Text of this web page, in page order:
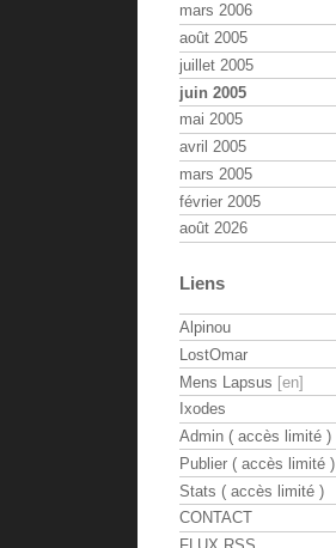
mars 2006
août 2005
juillet 2005
juin 2005
mai 2005
avril 2005
mars 2005
février 2005
août 2026
Liens
Alpinou
LostOmar
Mens Lapsus
Ixodes
Admin ( accès limité )
Publier ( accès limité )
Stats ( accès limité )
CONTACT